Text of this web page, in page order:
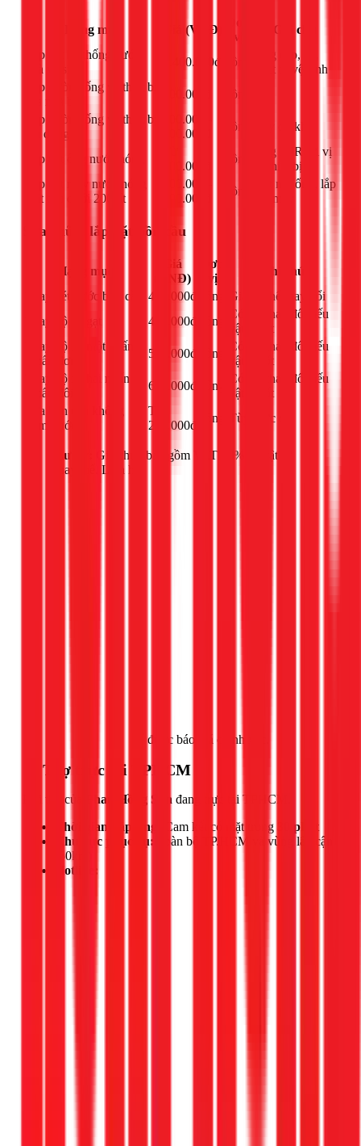
Hạng mục Giá (VNĐ)
vị
Ghi chú
Lắp đặt hệ thống nước
nhà vệ sinh
1.400.000đ công
Ống cấp, xả,
thiết bị vệ sinh
Lắp đường ống và thiết bị
200.000đ công
Lắp đường ống và thiết bị
gia dụng
200.000 -
600.000đ
công Tùy độ khó
Lắp đặt ống nước nóng
200.000đ
công
Ống PPR tới vị
trí thiết bị
Lắp đặt máy nước nóng
mặt trời dưới 200 lít
300.000 -
500.000đ
công
Kết nối ống, lắp
đặt máy
Sửa chữa, lắp đặt bồn cầu
Hạng mục
Giá
(VNĐ)
Đơn
vị
Ghi chú
Thay két nước bồn cầu
400.000đ công
Giá có thể thay đổi
Thay bộ xả gạt
450.000đ công
Có thể thay đổi nếu
vật tư tốt
Thay bộ xả một nhấn
(nhấn đơn)
550.000đ công
Có thể thay đổi nếu
vật tư tốt
Thay bộ xả hai nhấn
(nhấn đôi)
650.000đ công
Có thể thay đổi nếu
vật tư tốt
Sửa bồn cầu không
bơm nước
Từ
250.000đ
công Tùy mức độ
Lưu ý:
Giá chưa bao gồm VAT 10% và vật tư
thay thế. Liên hệ
để được báo giá chính xác.
📍 Thợ trực tại TPHCM
Đội thợ của Phan Hồng Sơn đang trực tại TPHCM.
Thời gian đáp ứng:
Cam kết có mặt trong
30 phút
Khu vực phục vụ:
Toàn bộ TP.HCM và vùng lân cận
(50km)
Hotline: